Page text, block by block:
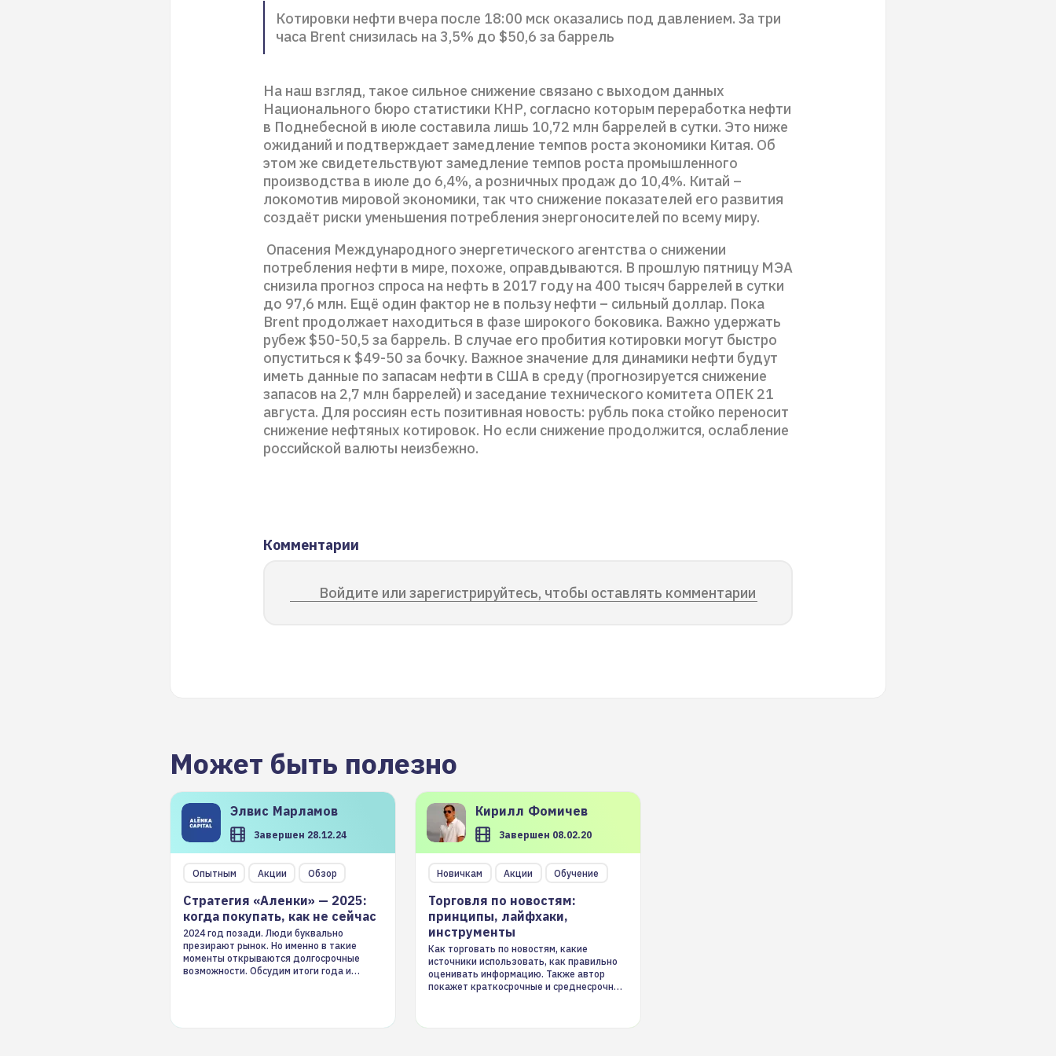
Котировки нефти вчера после 18:00 мск оказались под давлением. За три
часа Brent снизилась на 3,5% до $50,6 за баррель
На наш взгляд, такое сильное снижение связано с выходом данных
Национального бюро статистики КНР, согласно которым переработка нефти
в Поднебесной в июле составила лишь 10,72 млн баррелей в сутки. Это ниже
ожиданий и подтверждает замедление темпов роста экономики Китая. Об
этом же свидетельствуют замедление темпов роста промышленного
производства в июле до 6,4%, а розничных продаж до 10,4%. Китай –
локомотив мировой экономики, так что снижение показателей его развития
создаёт риски уменьшения потребления энергоносителей по всему миру.
Опасения Международного энергетического агентства о снижении
потребления нефти в мире, похоже, оправдываются. В прошлую пятницу МЭА
снизила прогноз спроса на нефть в 2017 году на 400 тысяч баррелей в сутки
до 97,6 млн. Ещё один фактор не в пользу нефти – сильный доллар. Пока
Brent продолжает находиться в фазе широкого боковика. Важно удержать
рубеж $50-50,5 за баррель. В случае его пробития котировки могут быстро
опуститься к $49-50 за бочку. Важное значение для динамики нефти будут
иметь данные по запасам нефти в США в среду (прогнозируется снижение
запасов на 2,7 млн баррелей) и заседание технического комитета ОПЕК 21
августа. Для россиян есть позитивная новость: рубль пока стойко переносит
снижение нефтяных котировок. Но если снижение продолжится, ослабление
российской валюты неизбежно.
Комментарии
Войдите или зарегистрируйтесь, чтобы оставлять комментарии
Может быть полезно
Элвис Марламов
Завершен 28.12.24
Опытным Акции Обзор
Стратегия «Аленки» — 2025:
когда покупать, как не сейчас
2024 год позади. Люди буквально
презирают рынок. Но именно в такие
моменты открываются долгосрочные
возможности. Обсудим итоги года и
Кирилл Фомичев
Завершен 08.02.20
Новичкам Акции Обучение
Торговля по новостям:
принципы, лайфхаки,
инструменты
Как торговать по новостям, какие
источники использовать, как правильно
оценивать информацию. Также автор
покажет краткосрочные и среднесрочные